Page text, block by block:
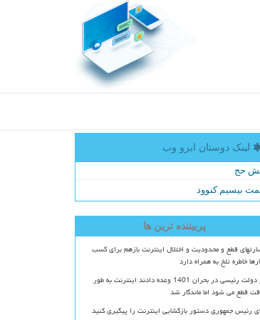
لینک دوستان ایزو وب
حج
بیسیم کنوود
پربیننده ترین ها
قطع و محدودیت و اختلال اینترنت بازهم برای کسب
خاطره تلخ به همراه دارد
در دولت رئیسی در بحران 1401 وعده دادند اینترنت به طور
قطع می شود اما ماندگار شد
رئیس جمهوری دستور بازگشایی اینترنت را پیگیری کنید